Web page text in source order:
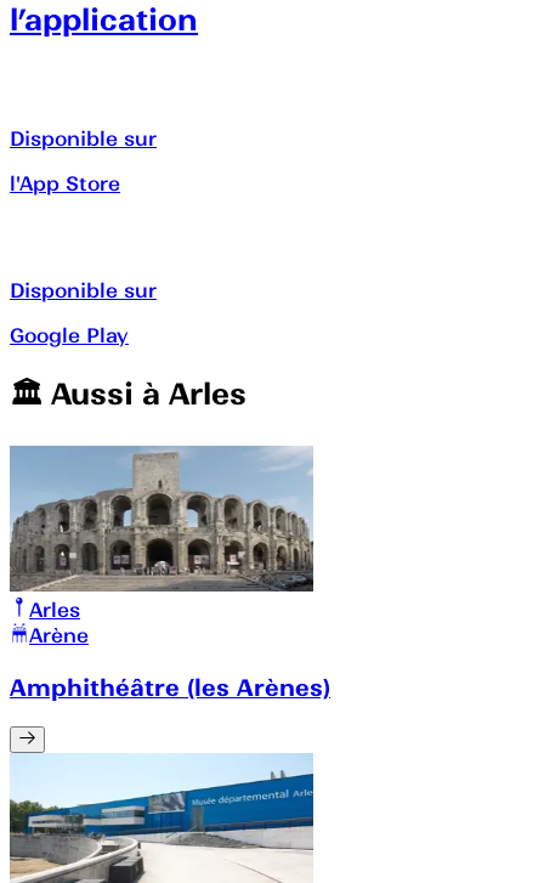
l’application
Disponible sur
l'App Store
Disponible sur
Google Play
🏛️️ Aussi à Arles
Arles
Arène
Amphithéâtre (les Arènes)